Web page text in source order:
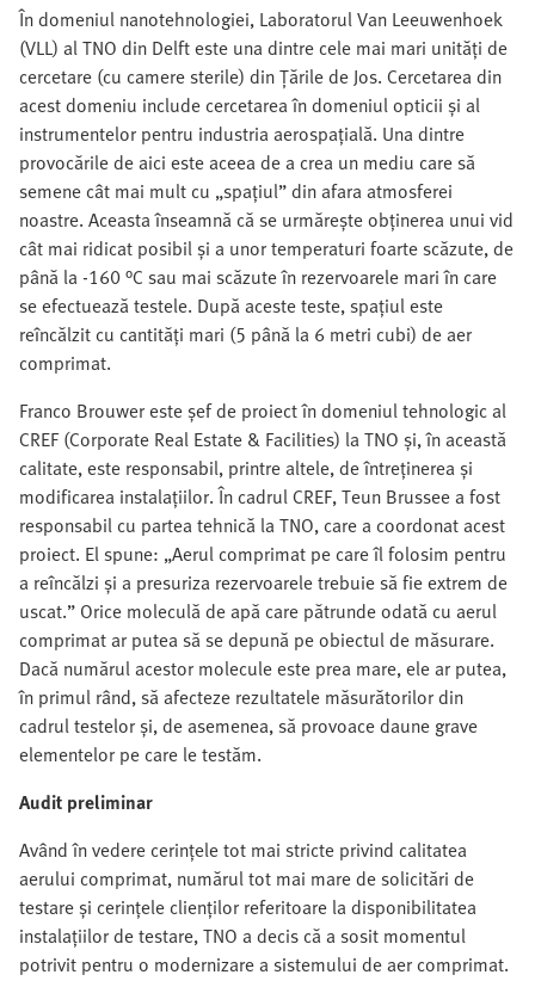
În domeniul nanotehnologiei, Laboratorul Van Leeuwenhoek
(VLL) al TNO din Delft este una dintre cele mai mari unități de
cercetare (cu camere sterile) din Țările de Jos. Cercetarea din
acest domeniu include cercetarea în domeniul opticii și al
instrumentelor pentru industria aerospațială. Una dintre
provocările de aici este aceea de a crea un mediu care să
semene cât mai mult cu „spațiul” din afara atmosferei
noastre. Aceasta înseamnă că se urmărește obținerea unui vid
cât mai ridicat posibil și a unor temperaturi foarte scăzute, de
până la -160 °C sau mai scăzute în rezervoarele mari în care
se efectuează testele. După aceste teste, spațiul este
reîncălzit cu cantități mari (5 până la 6 metri cubi) de aer
comprimat.
Franco Brouwer este șef de proiect în domeniul tehnologic al
CREF (Corporate Real Estate & Facilities) la TNO și, în această
calitate, este responsabil, printre altele, de întreținerea și
modificarea instalațiilor. În cadrul CREF, Teun Brussee a fost
responsabil cu partea tehnică la TNO, care a coordonat acest
proiect. El spune: „Aerul comprimat pe care îl folosim pentru
a reîncălzi și a presuriza rezervoarele trebuie să fie extrem de
uscat.” Orice moleculă de apă care pătrunde odată cu aerul
comprimat ar putea să se depună pe obiectul de măsurare.
Dacă numărul acestor molecule este prea mare, ele ar putea,
în primul rând, să afecteze rezultatele măsurătorilor din
cadrul testelor și, de asemenea, să provoace daune grave
elementelor pe care le testăm.
Audit preliminar
Având în vedere cerințele tot mai stricte privind calitatea
aerului comprimat, numărul tot mai mare de solicitări de
testare și cerințele clienților referitoare la disponibilitatea
instalațiilor de testare, TNO a decis că a sosit momentul
potrivit pentru o modernizare a sistemului de aer comprimat.